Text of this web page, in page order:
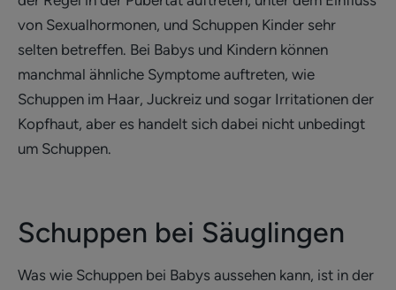
von Sexualhormonen, und Schuppen Kinder sehr
selten betreffen. Bei Babys und Kindern können
manchmal ähnliche Symptome auftreten, wie
Schuppen im Haar, Juckreiz und sogar Irritationen der
Kopfhaut, aber es handelt sich dabei nicht unbedingt
um Schuppen.
Schuppen bei Säuglingen
Was wie Schuppen bei Babys aussehen kann, ist in der